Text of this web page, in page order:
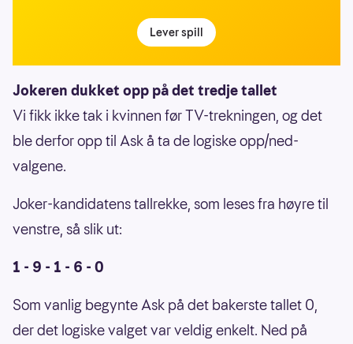
Lever spill
Jokeren dukket opp på det tredje tallet
Vi fikk ikke tak i kvinnen før TV-trekningen, og det
ble derfor opp til Ask å ta de logiske opp/ned-
valgene.
Joker-kandidatens tallrekke, som leses fra høyre til
venstre, så slik ut:
1 - 9 - 1 - 6 - 0
Som vanlig begynte Ask på det bakerste tallet 0,
der det logiske valget var veldig enkelt. Ned på